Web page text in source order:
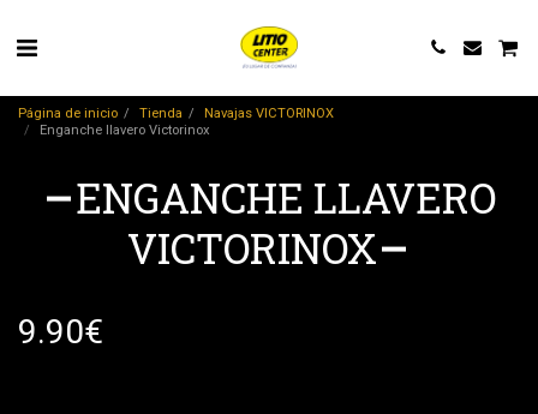
Página de inicio Tienda
Navajas VICTORINOX
Enganche llavero Victorinox
ENGANCHE LLAVERO
VICTORINOX
9.90€